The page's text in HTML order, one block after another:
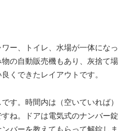
ー、トイレ、水場が一体になっ
の自動販売機もあり、灰捨て場
くできたレイアウトです。
す。時間内は（空いていれば）
ね。ドアは電気式のナンバー錠
バーを教えてもらって解錠しま